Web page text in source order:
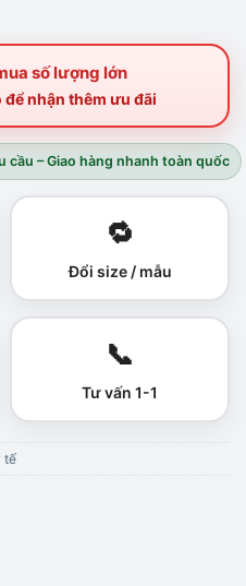
số lượng lớn
để nhận thêm ưu đãi
cầu – Giao hàng nhanh toàn quốc
🔁
Đổi size / mẫu
📞
Tư vấn 1-1
tế